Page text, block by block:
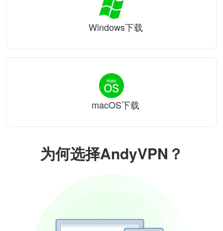
为何选择AndyVPN？
Windows下载
macOS下载